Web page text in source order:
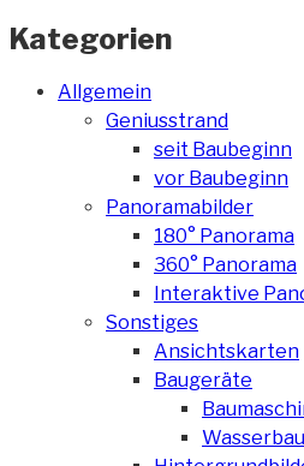
Kategorien
Allgemein
Geniusstrand
seit Baubeginn
vor Baubeginn
Panoramabilder
180° Panorama
360° Panorama
Interaktive
Sonstiges
Ansichtskarten
Baugeräte